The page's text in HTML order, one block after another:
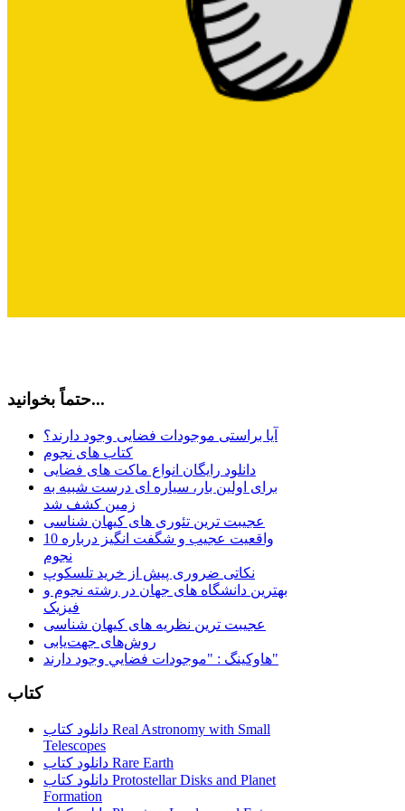
حتماً بخوانید...
آیا براستی موجودات فضایی وجود دارند؟
کتاب های نجوم
دانلود رایگان انواع ماکت های فضایی
برای اولین بار، سیاره ای درست شبیه به
زمین کشف شد
عجیبت ترین تئوری های کیهان شناسی
10 واقعیت عجیب و شگفت انگیز درباره
نجوم
نکاتی ضروری پیش از خرید تلسکوپ
بهترین دانشگاه های جهان در رشته نجوم و
فیزیک
عجیبت ترین نظریه های کیهان شناسی
روش‌های جهت‌یابی
هاوكينگ : "موجودات فضايي وجود دارند"
کتاب
دانلود کتاب Real Astronomy with Small
Telescopes
دانلود کتاب Rare Earth
دانلود کتاب Protostellar Disks and Planet
Formation